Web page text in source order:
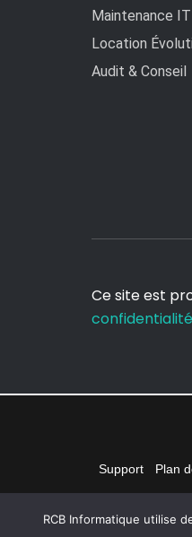
Maintenance IT
Location
Audit & Conseil
Ce site est
confidentialité
Support Plan
RCB Informatique utilise